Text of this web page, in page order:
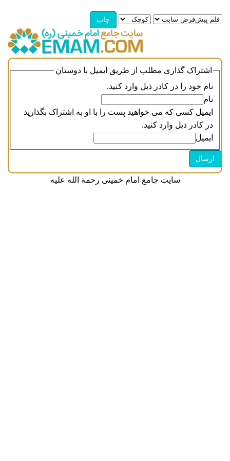
اشتراک گذاری مطلب از طریق ایمیل با دوستان
نام خود را در کادر ذیل وارد کنید.
نام
ایمیل کسی که می خواهید پست را با او به اشتراک بگذارید
در کادر ذیل وارد کنید.
ایمیل
سایت جامع امام خمینی رحمة الله علیه